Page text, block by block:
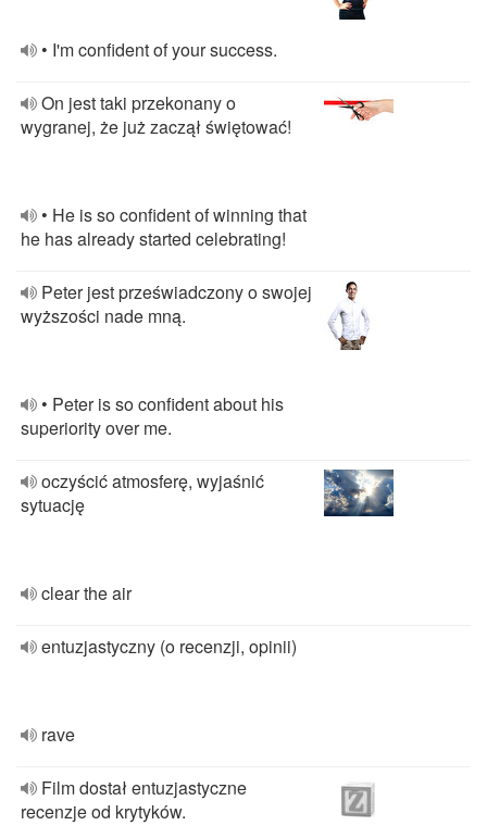
• I'm confident of your success.
On jest taki przekonany o
wygranej, że już zaczął świętować!
• He is so confident of winning that
he has already started celebrating!
Peter jest przeświadczony o swojej
wyższości nade mną.
• Peter is so confident about his
superiority over me.
oczyścić atmosferę, wyjaśnić
sytuację
clear the air
entuzjastyczny (o recenzji, opinii)
rave
Film dostał entuzjastyczne
recenzje od krytyków.